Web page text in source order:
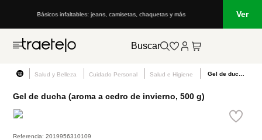
Básicos infaltables: jeans, camisetas, chaquetas y más Ver
Buscar
Salud y Belleza Cuidado Personal Salud e Higiene
Gel de ducha (aroma a cedro de invierno, 500 g)
Referencia:2019956310109